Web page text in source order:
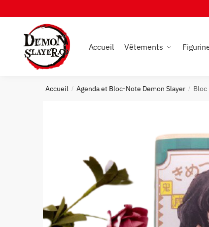
to
navigation
to
Accueil Vêtements
Accueil / Agenda et Bloc-Note Demon Slayer / Bloc